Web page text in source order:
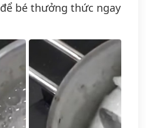
để bé thưởng thức ngay